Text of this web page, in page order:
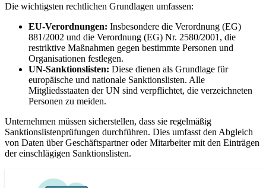
Die wichtigsten rechtlichen Grundlagen umfassen:
EU-Verordnungen: Insbesondere die Verordnung (EG)
881/2002 und die Verordnung (EG) Nr. 2580/2001, die
restriktive Maßnahmen gegen bestimmte Personen und
Organisationen festlegen.
UN-Sanktionslisten: Diese dienen als Grundlage für
europäische und nationale Sanktionslisten. Alle
Mitgliedsstaaten der UN sind verpflichtet, die verzeichneten
Personen zu meiden.
Unternehmen müssen sicherstellen, dass sie regelmäßig
Sanktionslistenprüfungen durchführen. Dies umfasst den Abgleich
von Daten über Geschäftspartner oder Mitarbeiter mit den Einträgen
der einschlägigen Sanktionslisten.